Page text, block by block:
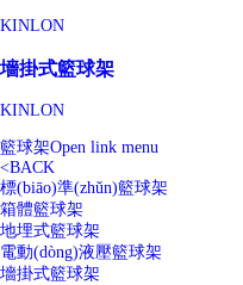
KINLON
墻掛式籃球架
KINLON
籃球架Open link menu
<BACK
標(biāo)準(zhǔn)籃球架
箱體籃球架
地埋式籃球架
電動(dòng)液壓籃球架
墻掛式籃球架